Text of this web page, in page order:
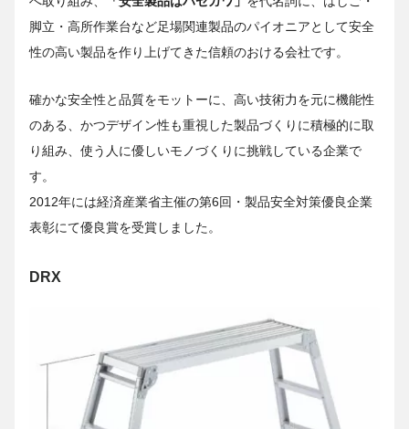
脚立・高所作業台など足場関連製品のパイオニアとして安全
性の高い製品を作り上げてきた信頼のおける会社です。
確かな安全性と品質をモットーに、高い技術力を元に機能性
のある、かつデザイン性も重視した製品づくりに積極的に取
り組み、使う人に優しいモノづくりに挑戦している企業で
す。
2012年には経済産業省主催の第6回・製品安全対策優良企業
表彰にて優良賞を受賞しました。
DRX